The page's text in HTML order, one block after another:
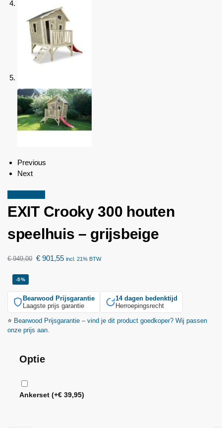
Previous
Next
EXIT Crooky 300 houten
speelhuis – grijsbeige
€949,00 € 901,55 incl. 21% BTW
-5%
Bearwood Prijsgarantie
Laagste prijs garantie
14 dagen bedenktijd
Herroepingsrecht
⭐ Bearwood Prijsgarantie – vind je dit product goedkoper? Wij passen
onze prijs aan.
Optie
Ankerset(+€ 39,95)